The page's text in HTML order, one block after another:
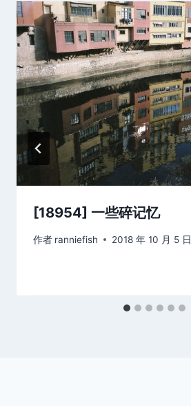
[18954] 一些碎记忆
作者 ranniefish 2018 年 10 月 5 日